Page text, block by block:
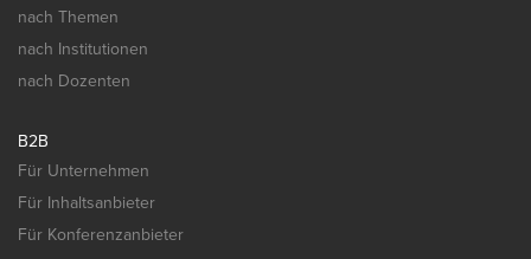
nach Themen
nach Institutionen
nach Dozenten
B2B
Für Unternehmen
Für Inhaltsanbieter
Für Konferenzanbieter